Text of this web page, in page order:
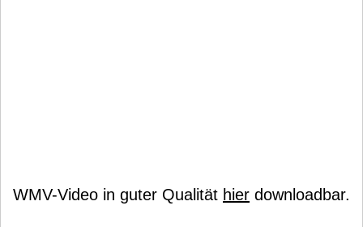
WMV-Video in guter Qualität hier downloadbar.